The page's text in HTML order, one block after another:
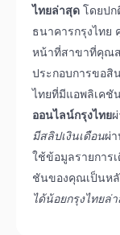
ไทยล่าสุด โดยปก
ธนาคารกรุงไทย
หน้าที่สาขาที่คุณ
ประกอบการขอสิ
ไทยที่มีแอพลิเค
ออนไลน์กรุงไทย
มีสลิปเงินเดือนผ่
ใช้ข้อมูลรายการ
ชันของคุณเป็นหลั
ได้น้อยกรุงไทยล่